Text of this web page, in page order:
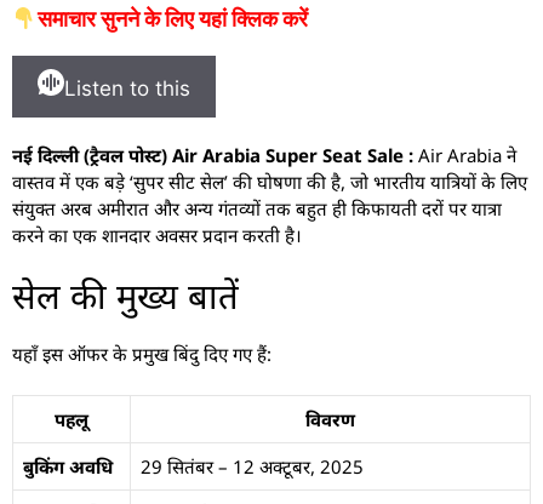
समाचार सुनने के लिए यहां क्लिक करें
Listen to this
नई दिल्ली (ट्रैवल पोस्ट) Air Arabia Super Seat Sale : Air Arabia ने
वास्तव में एक बड़े ‘सुपर सीट सेल’ की घोषणा की है, जो भारतीय यात्रियों के लिए
संयुक्त अरब अमीरात और अन्य गंतव्यों तक बहुत ही किफायती दरों पर यात्रा
करने का एक शानदार अवसर प्रदान करती है।
सेल की मुख्य बातें
यहाँ इस ऑफर के प्रमुख बिंदु दिए गए हैं:
पहलू
विवरण
बुकिंग अवधि
29 सितंबर – 12 अक्टूबर, 2025